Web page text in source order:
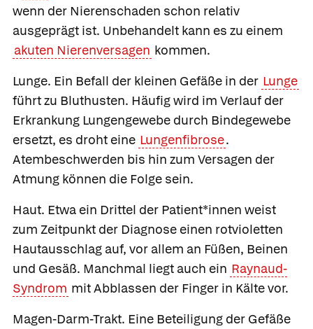
wenn der Nierenschaden schon relativ
ausgeprägt ist. Unbehandelt kann es zu einem
akuten Nierenversagen kommen.
Lunge. Ein Befall der kleinen Gefäße in der Lunge
führt zu Bluthusten. Häufig wird im Verlauf der
Erkrankung Lungengewebe durch Bindegewebe
ersetzt, es droht eine Lungenfibrose.
Atembeschwerden bis hin zum Versagen der
Atmung können die Folge sein.
Haut. Etwa ein Drittel der Patient*innen weist
zum Zeitpunkt der Diagnose einen rotvioletten
Hautausschlag auf, vor allem an Füßen, Beinen
und Gesäß. Manchmal liegt auch ein Raynaud-
Syndrom mit Abblassen der Finger in Kälte vor.
Magen-Darm-Trakt. Eine Beteiligung der Gefäße